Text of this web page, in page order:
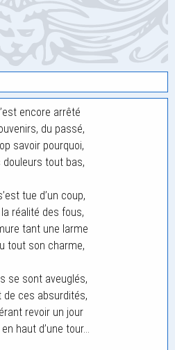
encore arrêté
du passé,
savoir pourquoi,
douleurs tout bas,
tue d’un coup,
réalité des fous,
tant une larme
tout son charme,
se sont aveuglés,
de ces absurdités,
revoir un jour
haut d’une tour…